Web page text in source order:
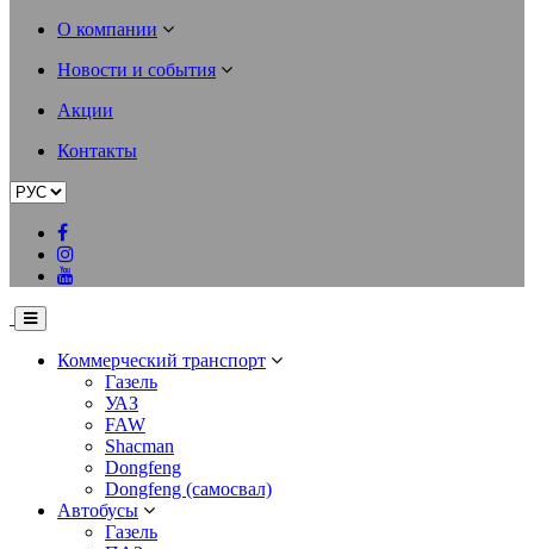
О компании
Новости и события
Акции
Контакты
Коммерческий транспорт
Газель
УАЗ
FAW
Shacman
Dongfeng
Dongfeng (самосвал)
Автобусы
Газель